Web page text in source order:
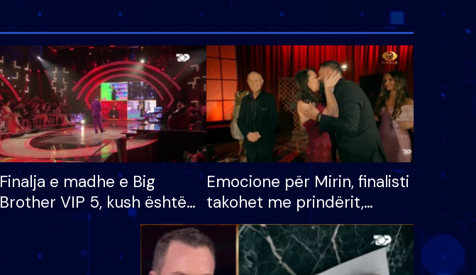
Finalja e madhe e Big
Brother VIP 5, kush është
banori i parë që lë shtëpinë
dhe humb mundësinë për
të fituar çmimin e madh
Emocione për Mirin, finalisti
takohet me prindërit,
vajzën dhe bashkëshorten:
S’kemi ndonjë letër divorci
apo jo?